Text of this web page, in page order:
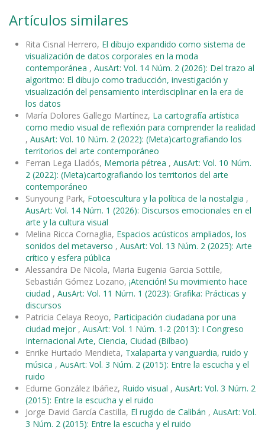
Artículos similares
Rita Cisnal Herrero, El dibujo expandido como sistema de
visualización de datos corporales en la moda
contemporánea , AusArt: Vol. 14 Núm. 2 (2026): Del trazo al
algoritmo: El dibujo como traducción, investigación y
visualización del pensamiento interdisciplinar en la era de
los datos
María Dolores Gallego Martínez, La cartografía artística
como medio visual de reflexión para comprender la realidad
, AusArt: Vol. 10 Núm. 2 (2022): (Meta)cartografiando los
territorios del arte contemporáneo
Ferran Lega Lladós, Memoria pétrea , AusArt: Vol. 10 Núm.
2 (2022): (Meta)cartografiando los territorios del arte
contemporáneo
Sunyoung Park, Fotoescultura y la política de la nostalgia ,
AusArt: Vol. 14 Núm. 1 (2026): Discursos emocionales en el
arte y la cultura visual
Melina Ricca Cornaglia, Espacios acústicos ampliados, los
sonidos del metaverso , AusArt: Vol. 13 Núm. 2 (2025): Arte
crítico y esfera pública
Alessandra De Nicola, Maria Eugenia Garcia Sottile,
Sebastián Gómez Lozano, ¡Atención! Su movimiento hace
ciudad , AusArt: Vol. 11 Núm. 1 (2023): Grafika: Prácticas y
discursos
Patricia Celaya Reoyo, Participación ciudadana por una
ciudad mejor , AusArt: Vol. 1 Núm. 1-2 (2013): I Congreso
Internacional Arte, Ciencia, Ciudad (Bilbao)
Enrike Hurtado Mendieta, Txalaparta y vanguardia, ruido y
música , AusArt: Vol. 3 Núm. 2 (2015): Entre la escucha y el
ruido
Edurne González Ibáñez, Ruido visual , AusArt: Vol. 3 Núm. 2
(2015): Entre la escucha y el ruido
Jorge David García Castilla, El rugido de Calibán , AusArt: Vol.
3 Núm. 2 (2015): Entre la escucha y el ruido